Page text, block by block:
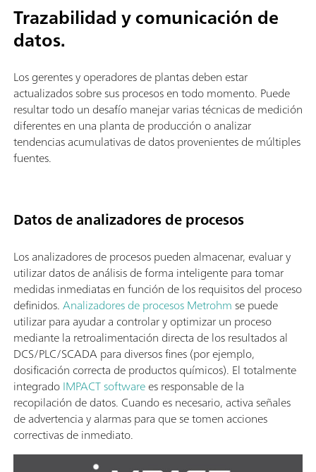
Trazabilidad y comunicación de
datos.
Los gerentes y operadores de plantas deben estar
actualizados sobre sus procesos en todo momento. Puede
resultar todo un desafío manejar varias técnicas de medición
diferentes en una planta de producción o analizar
tendencias acumulativas de datos provenientes de múltiples
fuentes.
Datos de analizadores de procesos
Los analizadores de procesos pueden almacenar, evaluar y
utilizar datos de análisis de forma inteligente para tomar
medidas inmediatas en función de los requisitos del proceso
definidos.Analizadores de procesos Metrohmse puede
utilizar para ayudar a controlar y optimizar un proceso
mediante la retroalimentación directa de los resultados al
DCS/PLC/SCADA para diversos fines (por ejemplo,
dosificación correcta de productos químicos). El totalmente
integradoIMPACT softwarees responsable de la
recopilación de datos. Cuando es necesario, activa señales
de advertencia y alarmas para que se tomen acciones
correctivas de inmediato.